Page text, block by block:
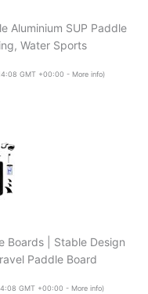
Aluminium SUP Paddle
Water Sports
GMT +00:00 - More info)
Boards | Stable Design
Paddle Board
GMT +00:00 - More info)